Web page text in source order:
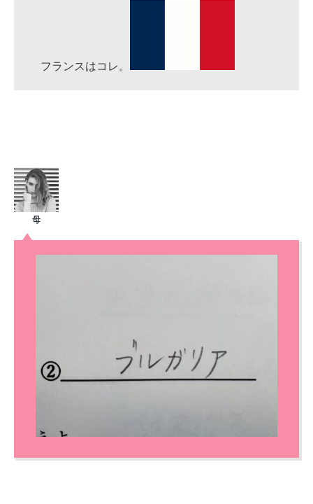
フランスはコレ。